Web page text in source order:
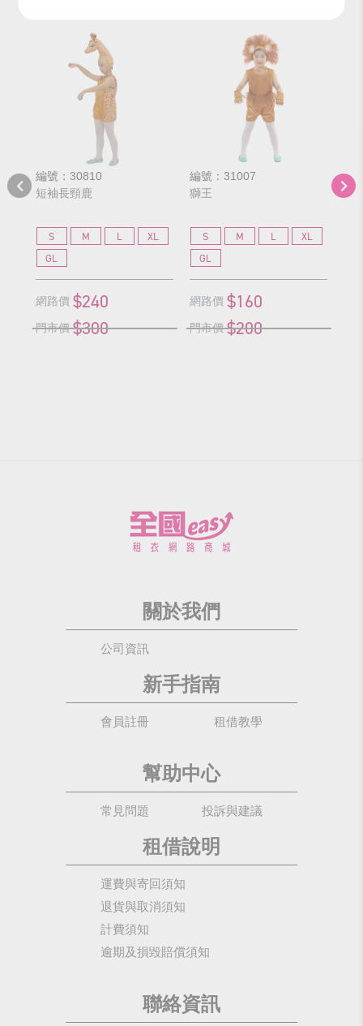
編號：30810
短袖長頸鹿
S M L
XL
GL
網路價 $240
門市價 $300
編號：31007
獅王
S M L
XL
GL
網路價 $160
門市價 $200
編
河
關於我們
公司資訊
新手指南
會員註冊 租借教學
幫助中心
常見問題 投訴與建議
租借說明
運費與寄回須知
退貨與取消須知
計費須知
逾期及損毀賠償須知
聯絡資訊